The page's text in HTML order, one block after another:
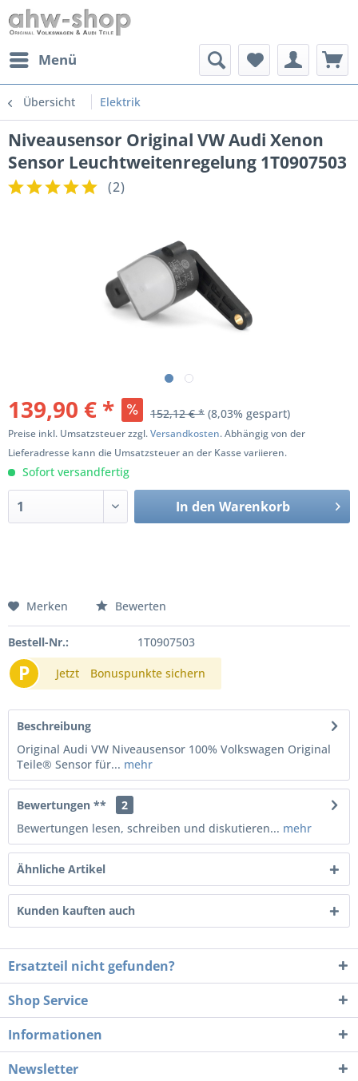
Menü
Übersicht Elektrik
Niveausensor Original VW Audi Xenon
Sensor Leuchtweitenregelung 1T0907503
(2)
139,90 € * 152,12 € * (8,03% gespart)
Preise inkl. Umsatzsteuer zzgl.Versandkosten. Abhängig von der
Lieferadresse kann die Umsatzsteuer an der Kasse variieren.
Sofort versandfertig
In den Warenkorb
Merken Bewerten
Bestell-Nr.: 1T0907503
P Jetzt Bonuspunkte sichern
Beschreibung
Original Audi VW Niveausensor 100% Volkswagen Original
Teile® Sensor für... mehr
Bewertungen **
2
Bewertungen lesen, schreiben und diskutieren... mehr
Ähnliche Artikel
Kunden kauften auch
Ersatzteil nicht gefunden?
Shop Service
Informationen
Newsletter